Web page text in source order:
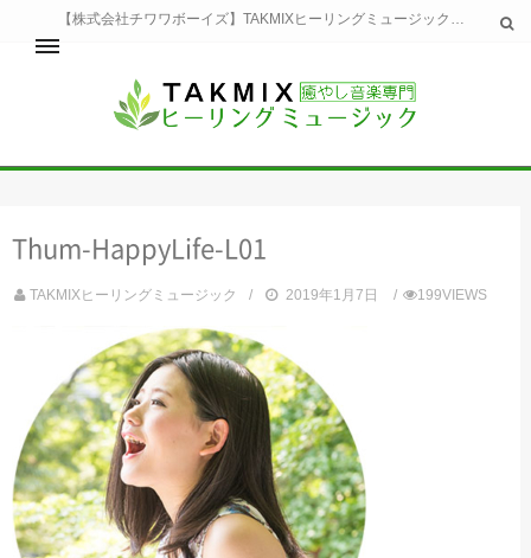
【株式会社チワワボーイズ】TAKMIXヒーリングミュージックへようこそ。TAKMIXヒーリングミュージックは貴方に特別な癒やしの時間をご提供致します。
ホーム
睡眠
美容
生活
お問い合わせ
運営会社
Thum-HappyLife-L01
TAKMIXヒーリングミュージック 2019年1月7日 199VIEWS